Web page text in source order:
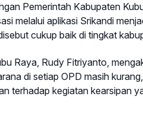
Pemerintah Kabupaten
melalui aplikasi Srikandi
cukup baik di tingkat
Raya, Rudy Fitriyanto,
di setiap OPD masih
terhadap kegiatan kearsipan